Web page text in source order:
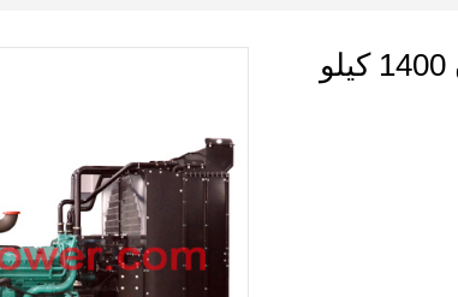
مجموعة مولدات الديزل الكمون 1400 كيلو